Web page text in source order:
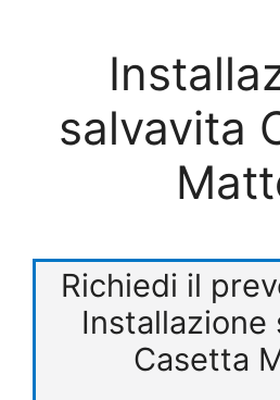
salvavita
Richiedi il
Installazione
Casetta